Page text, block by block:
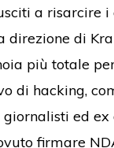
a risarcire
direzione di
più totale
di hacking,
ed ex
firmare